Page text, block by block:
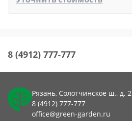
8 (4912) 777-777
Рязань, Солотчинское ш., д. 2
8 (4912) 777-777
office@green-garden.ru